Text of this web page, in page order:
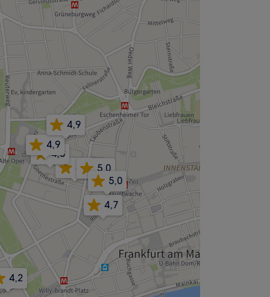
4,7
4,2
4,7
4,8
4,9
5,0
4,9
5,0